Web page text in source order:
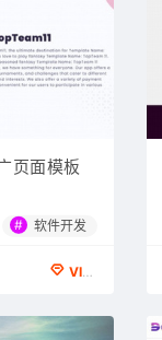
页面模板
# 软件开发
VIP会员专享